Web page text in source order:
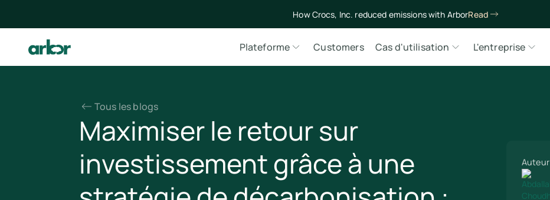
How Crocs, Inc. reduced emissions with ArborRead
Plateforme Customers Cas d'utilisation L'entreprise
Tous les blogs
Maximiser le retour sur
investissement grâce à une
Auteur